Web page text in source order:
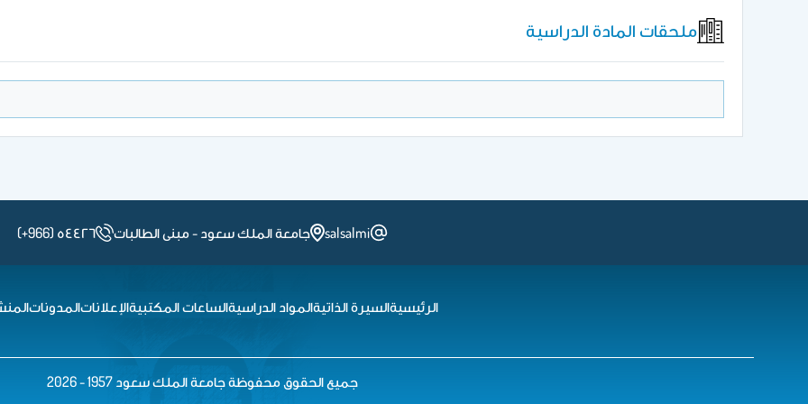
ملحقات المادة الدراسية
salsalmi جامعة الملك سعود - مبنى الطالبات (+966) ٥٤٤٢٦
الرئيسيةالسيرة الذاتيةالمواد الدراسيةالساعات المكتبيةالإعلاناتالمدونات
جميع الحقوق محفوظة جامعة الملك سعود 1957 - 2026